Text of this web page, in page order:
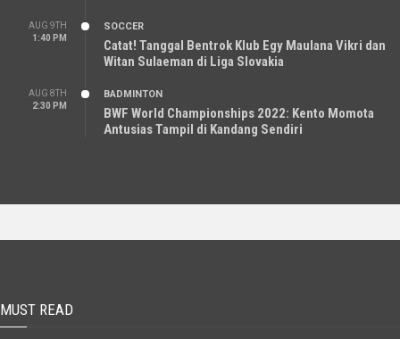
AUG 9TH
1:40 PM
SOCCER
Catat! Tanggal Bentrok Klub Egy Maulana Vikri dan
Witan Sulaeman di Liga Slovakia
AUG 8TH
2:30 PM
BADMINTON
BWF World Championships 2022: Kento Momota
Antusias Tampil di Kandang Sendiri
MUST READ